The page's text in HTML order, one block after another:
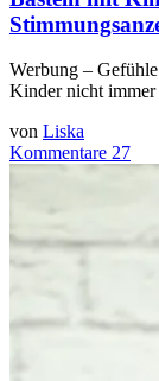
Werbung –
Kinder nicht immer
von Liska
Kommentare 27